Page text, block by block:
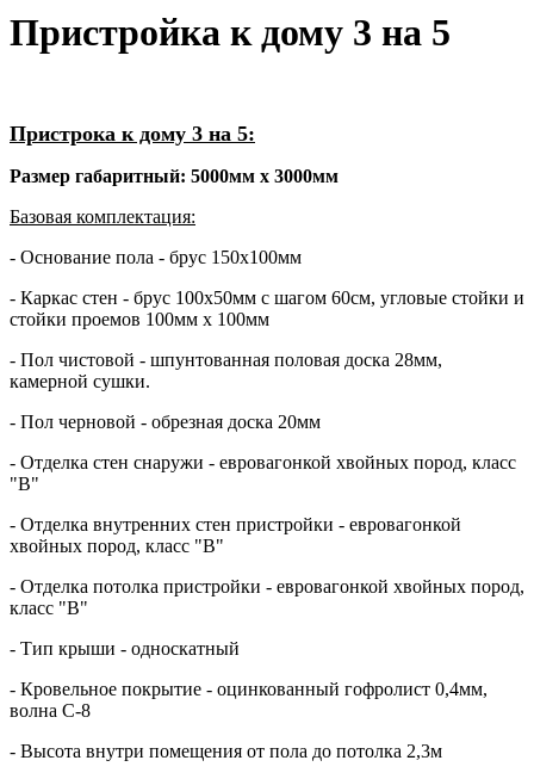
Пристройка к дому 3 на 5
Пристрока к дому 3 на 5:
Размер габаритный: 5000мм х 3000мм
Базовая комплектация:
- Основание пола - брус 150х100мм
- Каркас стен - брус 100х50мм с шагом 60см, угловые стойки и
стойки проемов 100мм х 100мм
- Пол чистовой - шпунтованная половая доска 28мм,
камерной сушки.
- Пол черновой - обрезная доска 20мм
- Отделка стен снаружи - евровагонкой хвойных пород, класс
"В"
- Отделка внутренних стен пристройки - евровагонкой
хвойных пород, класс "В"
- Отделка потолка пристройки - евровагонкой хвойных пород,
класс "В"
- Тип крыши - односкатный
- Кровельное покрытие - оцинкованный гофролист 0,4мм,
волна С-8
- Высота внутри помещения от пола до потолка 2,3м